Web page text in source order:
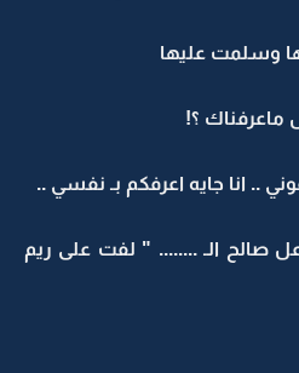
وسلمت عليها
ماعرفناك ؟!
.. انا جايه اعرفكم بـ نفسي ..
صالح الـ ........ " لفت على ريم